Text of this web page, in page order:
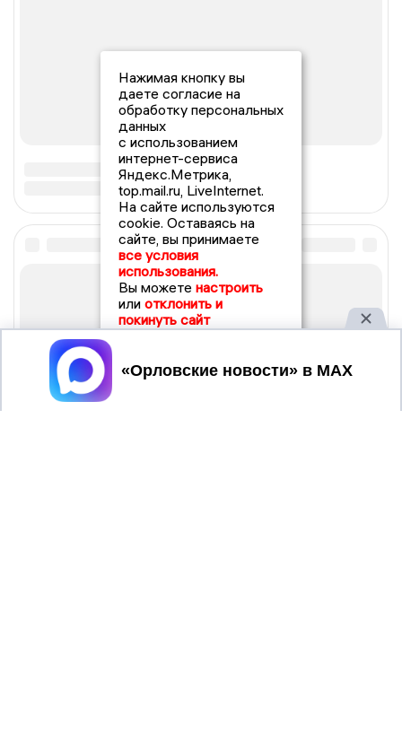
Нажимая кнопку вы
даете согласие на
обработку персональных
данных
с использованием
интернет-сервиса
Яндекс.Метрика,
top.mail.ru, LiveInternet.
На сайте используются
cookie. Оставаясь на
сайте, вы принимаете
все условия
использования.
Вы можете настроить
или отклонить и
покинуть сайт
Принять